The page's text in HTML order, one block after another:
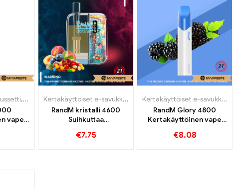
, Kertakäyttöiset e-savukkeet
vape
Kertakäyttöiset e-savukkeet
RandM kristalli 4600
Suihkuttaa
€7.75
Kertakäyttöiset e-savukkeet
RandM Glory 4800
Kertakäyttöinen vape
€8.08